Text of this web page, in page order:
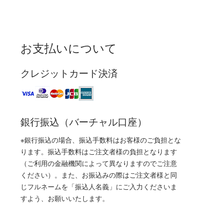
お支払いについて
クレジットカード決済
銀行振込（バーチャル口座）
※銀行振込の場合、振込手数料はお客様のご負担とな
ります。振込手数料はご注文者様の負担となります
（ご利用の金融機関によって異なりますのでご注意
ください）。また、お振込みの際はご注文者様と同
じフルネームを「振込人名義」にご入力くださいま
すよう、お願いいたします。